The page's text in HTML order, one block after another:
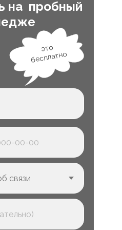
на пробный
это
бесплатно